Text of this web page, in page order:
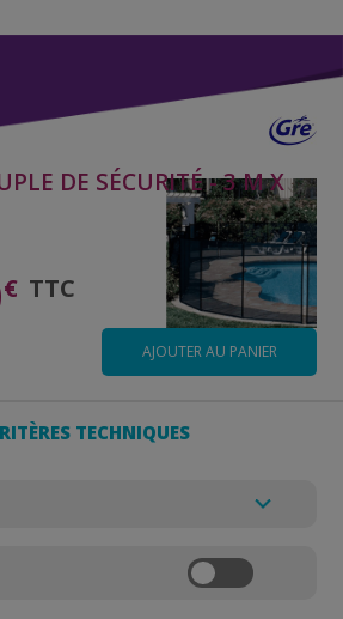
DE SÉCURITÉ - 3 M X
€ TTC
AJOUTER AU PANIER
TECHNIQUES